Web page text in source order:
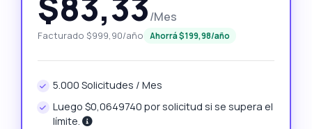
/Mes
Facturado $999,90/año Ahorrá $199,98/año
5.000 Solicitudes / Mes
Luego $0,0649740 por solicitud si se supera el
límite.